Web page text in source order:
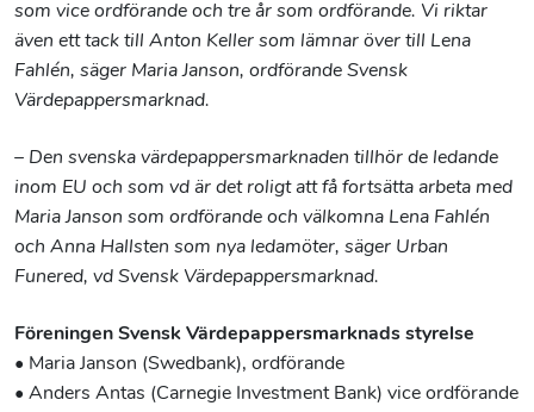
som vice ordförande och tre år som ordförande. Vi riktar
även ett tack till Anton Keller som lämnar över till Lena
Fahlén, säger Maria Janson, ordförande Svensk
Värdepappersmarknad.
– Den svenska värdepappersmarknaden tillhör de ledande
inom EU och som vd är det roligt att få fortsätta arbeta med
Maria Janson som ordförande och välkomna Lena Fahlén
och Anna Hallsten som nya ledamöter, säger Urban
Funered, vd Svensk Värdepappersmarknad.
Föreningen Svensk Värdepappersmarknads styrelse
• Maria Janson (Swedbank), ordförande
• Anders Antas (Carnegie Investment Bank) vice ordförande